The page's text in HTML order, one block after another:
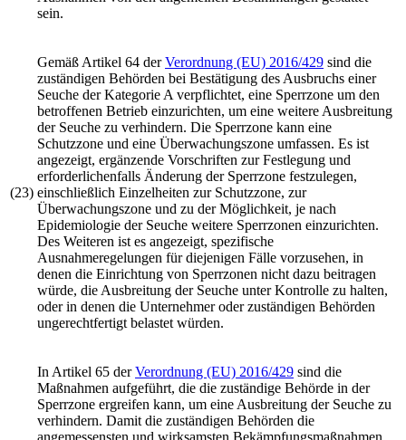
sein.
(23)
Gemäß Artikel 64 derVerordnung (EU) 2016/429 sind die
zuständigen Behörden bei Bestätigung des Ausbruchs einer
Seuche der Kategorie A verpflichtet, eine Sperrzone um den
betroffenen Betrieb einzurichten, um eine weitere Ausbreitung
der Seuche zu verhindern. Die Sperrzone kann eine
Schutzzone und eine Überwachungszone umfassen. Es ist
angezeigt, ergänzende Vorschriften zur Festlegung und
erforderlichenfalls Änderung der Sperrzone festzulegen,
einschließlich Einzelheiten zur Schutzzone, zur
Überwachungszone und zu der Möglichkeit, je nach
Epidemiologie der Seuche weitere Sperrzonen einzurichten.
Des Weiteren ist es angezeigt, spezifische
Ausnahmeregelungen für diejenigen Fälle vorzusehen, in
denen die Einrichtung von Sperrzonen nicht dazu beitragen
würde, die Ausbreitung der Seuche unter Kontrolle zu halten,
oder in denen die Unternehmer oder zuständigen Behörden
ungerechtfertigt belastet würden.
In Artikel 65 derVerordnung (EU) 2016/429 sind die
Maßnahmen aufgeführt, die die zuständige Behörde in der
Sperrzone ergreifen kann, um eine Ausbreitung der Seuche zu
verhindern. Damit die zuständigen Behörden die